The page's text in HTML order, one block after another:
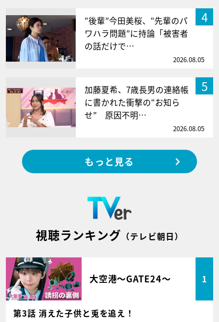
4
“後輩”今田美桜、“先輩のパ
ワハラ問題”に持論「被害者
の話だけで…
2026.08.05
5
加藤夏希、7歳長男の連絡帳
に書かれた衝撃の“お知ら
せ” 原因不明…
2026.08.05
もっと見る
視聴ランキング （テレビ朝日）
大空港～GATE24～ 1
第3話 消えた子供と兎を追え！